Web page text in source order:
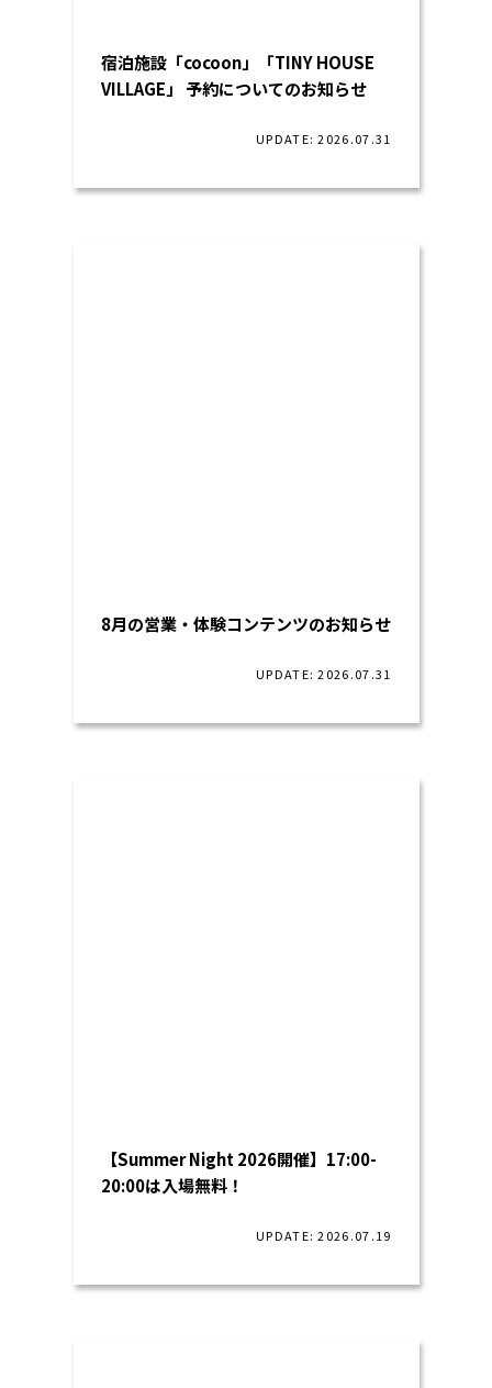
宿泊施設「cocoon」「TINY HOUSE
VILLAGE」 予約についてのお知らせ
UPDATE: 2026.07.31
8月の営業・体験コンテンツのお知らせ
UPDATE: 2026.07.31
【Summer Night 2026開催】17:00-
20:00は入場無料！
UPDATE: 2026.07.19